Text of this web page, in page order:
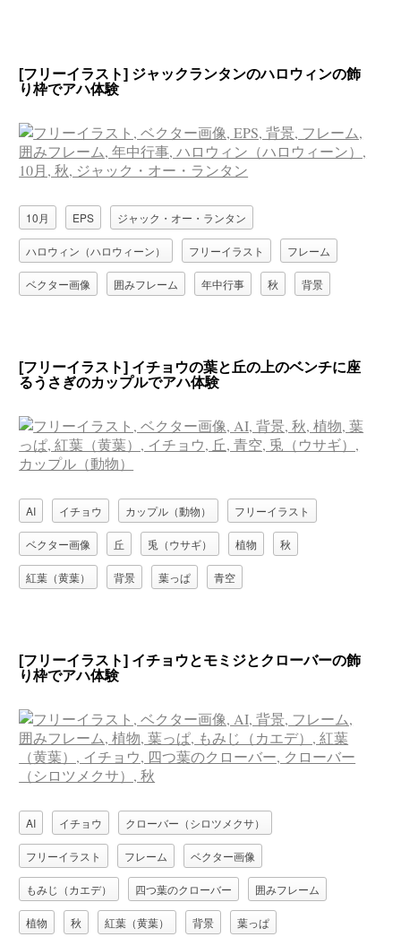
[フリーイラスト] ジャックランタンのハロウィンの飾
り枠でアハ体験
10月 EPS ジャック・オー・ランタン
ハロウィン（ハロウィーン） フリーイラスト フレーム
ベクター画像 囲みフレーム 年中行事 秋 背景
[フリーイラスト] イチョウの葉と丘の上のベンチに座
るうさぎのカップルでアハ体験
AI イチョウ カップル（動物） フリーイラスト
ベクター画像 丘 兎（ウサギ） 植物 秋
紅葉（黄葉） 背景 葉っぱ 青空
[フリーイラスト] イチョウとモミジとクローバーの飾
り枠でアハ体験
AI イチョウ クローバー（シロツメクサ）
フリーイラスト フレーム ベクター画像
もみじ（カエデ） 四つ葉のクローバー 囲みフレーム
植物 秋 紅葉（黄葉） 背景 葉っぱ